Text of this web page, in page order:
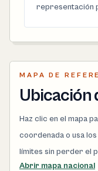
representación
MAPA DE
Ubicación
Haz clic en el mapa
coordenada o usa
límites sin perder el
Abrir mapa nacional